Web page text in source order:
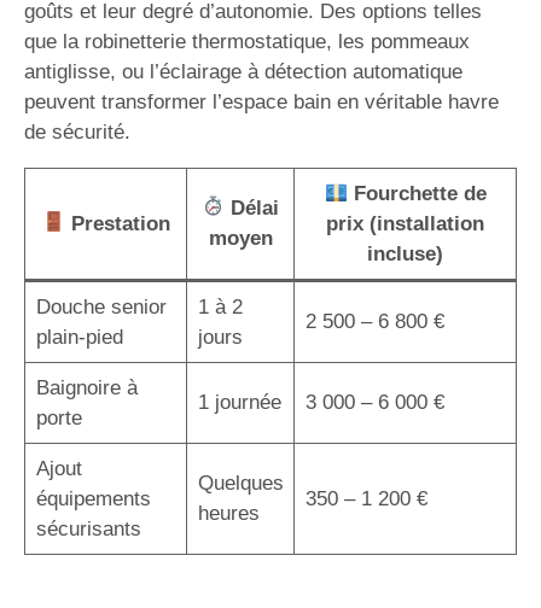
goûts et leur degré d’autonomie. Des options telles
que la robinetterie thermostatique, les pommeaux
antiglisse, ou l’éclairage à détection automatique
peuvent transformer l’espace bain en véritable havre
de sécurité.
Prestation
Délai
moyen
Fourchette de
prix (installation
incluse)
Douche senior
plain-pied
1 à 2
jours
2 500 – 6 800 €
Baignoire à
porte
1 journée 3 000 – 6 000 €
Ajout
équipements
sécurisants
Quelques
heures
350 – 1 200 €